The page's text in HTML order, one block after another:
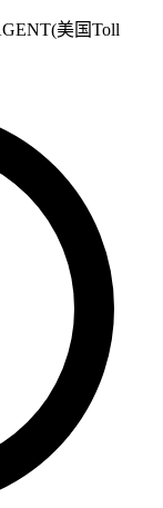
美国Toll